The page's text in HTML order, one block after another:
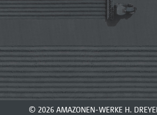
© 2026 AMAZONEN-WERKE H.